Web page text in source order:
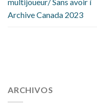
Archive Canada 2023
pressure 112 50
fitness trackers monitor
ARCHIVOS